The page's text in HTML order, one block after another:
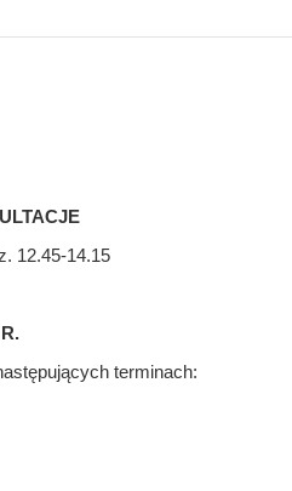
12.45-14.15
terminach: